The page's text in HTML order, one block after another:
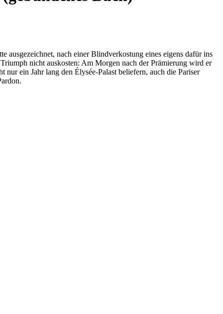
ausgezeichnet, nach einer Blindverkostung eines eigens dafür ins
nicht auskosten: Am Morgen nach der Prämierung wird er
ein Jahr lang den Élysée-Palast beliefern, auch die Pariser